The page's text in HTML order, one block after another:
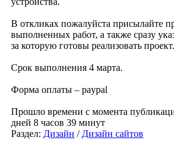
В откликах пожалуйста присылайте
выполненных работ, а также сразу
за которую готовы реализовать проект.
Срок выполнения 4 марта.
Форма оплаты – paypal
Прошло времени с момента
дней 8 часов 39 минут
Раздел: Дизайн / Дизайн сайтов